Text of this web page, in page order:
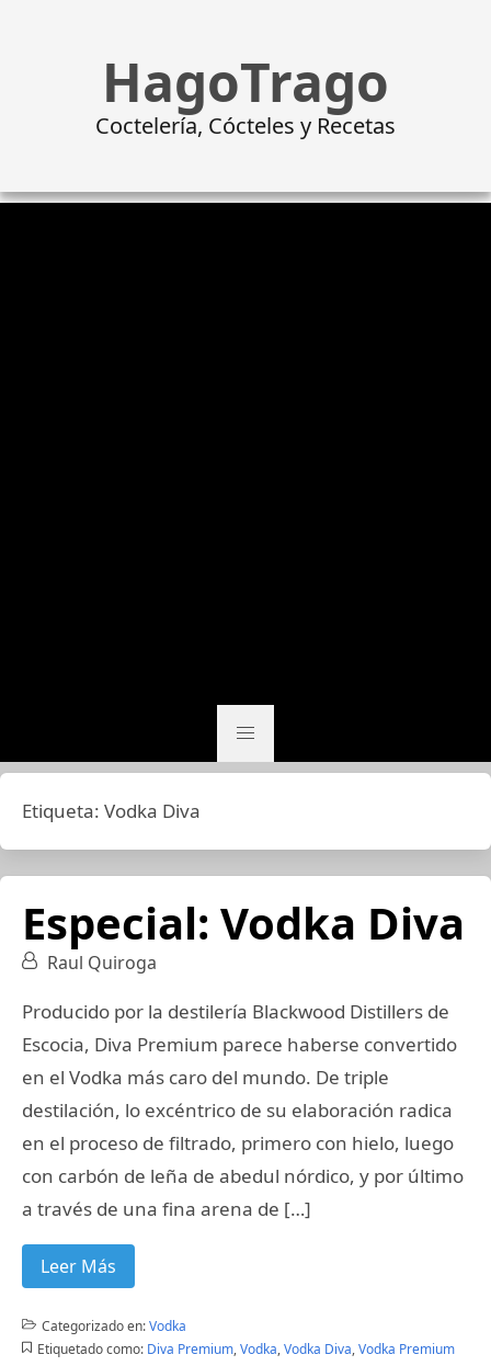
HagoTrago
Coctelería, Cócteles y Recetas
Etiqueta: Vodka Diva
Especial: Vodka Diva
Raul Quiroga
Producido por la destilería Blackwood Distillers de
Escocia, Diva Premium parece haberse convertido
en el Vodka más caro del mundo. De triple
destilación, lo excéntrico de su elaboración radica
en el proceso de filtrado, primero con hielo, luego
con carbón de leña de abedul nórdico, y por último
a través de una fina arena de […]
Leer Más
Categorizado en:Vodka
Etiquetado como: Diva Premium,Vodka,Vodka Diva,Vodka Premium